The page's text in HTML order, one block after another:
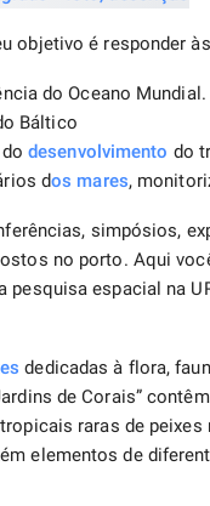
objetivo é responder
do Oceano Mundial.
Báltico
desenvolvimento do
dos mares,
simpósios,
no porto. Aqui
espacial na
dedicadas à flora,
de Corais”
raras de
elementos de